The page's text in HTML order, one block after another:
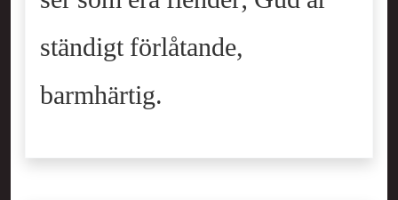
ständigt förlåtande,
barmhärtig.